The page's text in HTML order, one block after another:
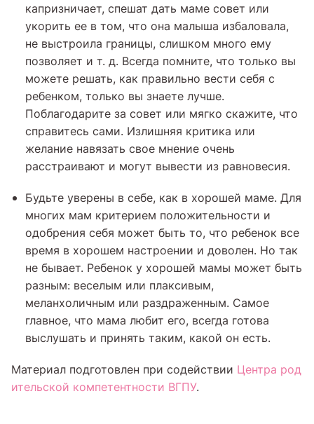
капризничает, спешат дать маме совет или
укорить ее в том, что она малыша избаловала,
не выстроила границы, слишком много ему
позволяет и т. д. Всегда помните, что только вы
можете решать, как правильно вести себя с
ребенком, только вы знаете лучше.
Поблагодарите за совет или мягко скажите, что
справитесь сами. Излишняя критика или
желание навязать свое мнение очень
расстраивают и могут вывести из равновесия.
Будьте уверены в себе, как в хорошей маме. Для
многих мам критерием положительности и
одобрения себя может быть то, что ребенок все
время в хорошем настроении и доволен. Но так
не бывает. Ребенок у хорошей мамы может быть
разным: веселым или плаксивым,
меланхоличным или раздраженным. Самое
главное, что мама любит его, всегда готова
выслушать и принять таким, какой он есть.
Материал подготовлен при содействии Центра род
ительской компетентности ВГПУ.